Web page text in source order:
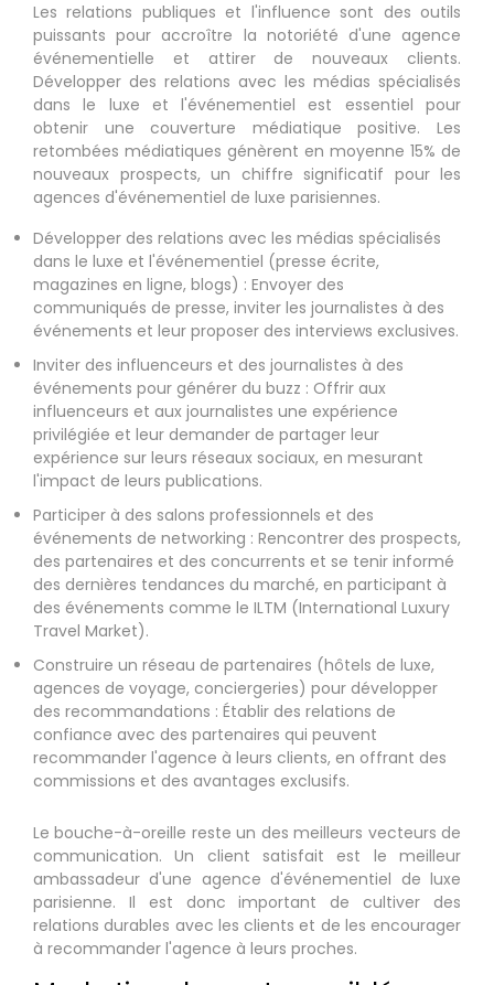
Les relations publiques et l'influence sont des outils
puissants pour accroître la notoriété d'une agence
événementielle et attirer de nouveaux clients.
Développer des relations avec les médias spécialisés
dans le luxe et l'événementiel est essentiel pour
obtenir une couverture médiatique positive. Les
retombées médiatiques génèrent en moyenne 15% de
nouveaux prospects, un chiffre significatif pour les
agences d'événementiel de luxe parisiennes.
Développer des relations avec les médias spécialisés
dans le luxe et l'événementiel (presse écrite,
magazines en ligne, blogs) : Envoyer des
communiqués de presse, inviter les journalistes à des
événements et leur proposer des interviews exclusives.
Inviter des influenceurs et des journalistes à des
événements pour générer du buzz : Offrir aux
influenceurs et aux journalistes une expérience
privilégiée et leur demander de partager leur
expérience sur leurs réseaux sociaux, en mesurant
l'impact de leurs publications.
Participer à des salons professionnels et des
événements de networking : Rencontrer des prospects,
des partenaires et des concurrents et se tenir informé
des dernières tendances du marché, en participant à
des événements comme le ILTM (International Luxury
Travel Market).
Construire un réseau de partenaires (hôtels de luxe,
agences de voyage, conciergeries) pour développer
des recommandations : Établir des relations de
confiance avec des partenaires qui peuvent
recommander l'agence à leurs clients, en offrant des
commissions et des avantages exclusifs.
Le bouche-à-oreille reste un des meilleurs vecteurs de
communication. Un client satisfait est le meilleur
ambassadeur d'une agence d'événementiel de luxe
parisienne. Il est donc important de cultiver des
relations durables avec les clients et de les encourager
à recommander l'agence à leurs proches.